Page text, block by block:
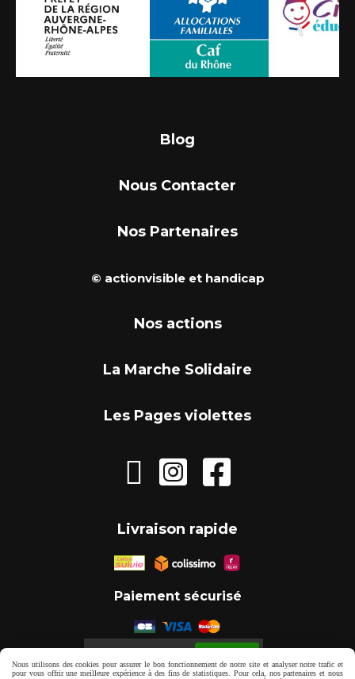
Blog
Nous Contacter
Nos Partenaires
© actionvisible et handicap
Nos actions
La Marche Solidaire
Les Pages violettes
  
Livraison rapide
Paiement sécurisé
Nous utilisons des cookies pour assurer le bon fonctionnement de notre site et analyser notre trafic et
pour vous offrir une meilleure expérience à des fins de statistiques. Pour cela, nos partenaires et nous